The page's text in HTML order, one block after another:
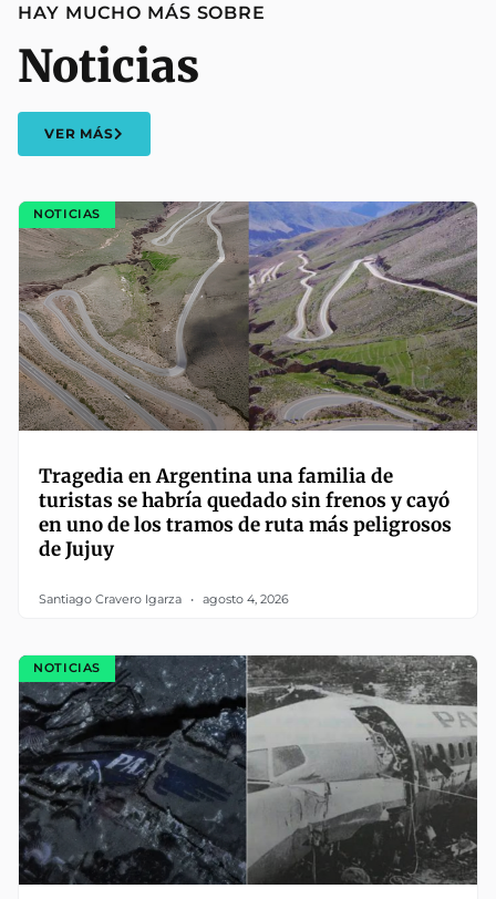
HAY MUCHO MÁS SOBRE
Noticias
VER MÁS
NOTICIAS
Tragedia en Argentina una familia de
turistas se habría quedado sin frenos y cayó
en uno de los tramos de ruta más peligrosos
de Jujuy
Santiago Cravero Igarza agosto 4, 2026
NOTICIAS